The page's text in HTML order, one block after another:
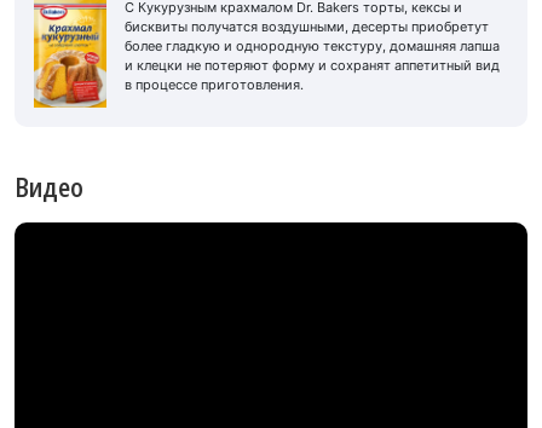
С Кукурузным крахмалом Dr. Bakers торты, кексы и
бисквиты получатся воздушными, десерты приобретут
более гладкую и однородную текстуру, домашняя лапша
и клецки не потеряют форму и сохранят аппетитный вид
в процессе приготовления.
Видео